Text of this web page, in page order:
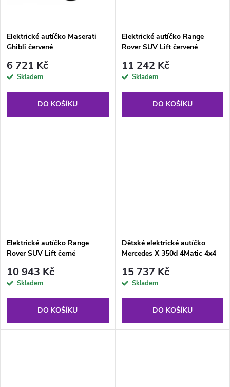
ů
Elektrické autíčko Maserati
Ghibli červené
6 721 Kč
Skladem
DO KOŠÍKU
Elektrické autíčko Range
Rover SUV Lift červené
11 242 Kč
Skladem
DO KOŠÍKU
Elektrické autíčko Range
Rover SUV Lift černé
10 943 Kč
Skladem
DO KOŠÍKU
Dětské elektrické autíčko
Mercedes X 350d 4Matic 4x4
15 737 Kč
Skladem
DO KOŠÍKU